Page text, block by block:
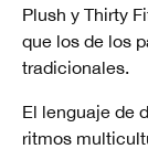
Plush y Thirty
que los de los
tradicionales.
El lenguaje de
ritmos